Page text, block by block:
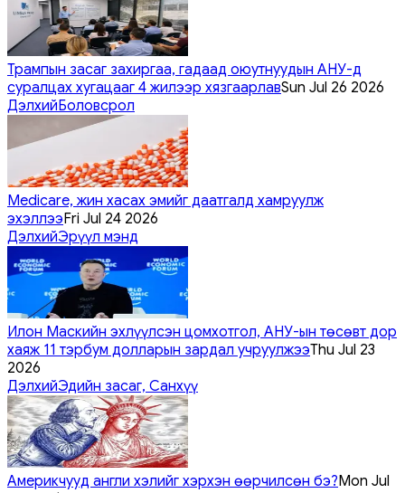
Трампын засаг захиргаа, гадаад оюутнуудын АНУ-д
суралцах хугацааг 4 жилээр хязгаарлавSun Jul 26 2026
ДэлхийБоловсрол
Medicare, жин хасах эмийг даатгалд хамруулж
эхэллээFri Jul 24 2026
ДэлхийЭрүүл мэнд
Илон Маскийн эхлүүлсэн цомхотгол, АНУ-ын төсөвт дор
хаяж 11 тэрбум долларын зардал учруулжээThu Jul 23
2026
ДэлхийЭдийн засаг, Санхүү
Америкчууд англи хэлийг хэрхэн өөрчилсөн бэ?Mon Jul